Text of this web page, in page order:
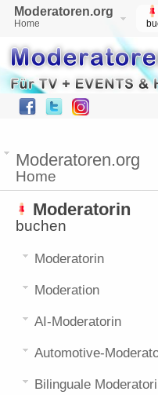
Moderatoren.org
Home
Moderatoren.org
Home
Moderatorin
buchen
Moderatorin
Moderation
AI-Moderatorin
Automotive-
Bilinguale